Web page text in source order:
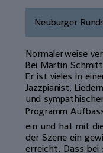
Neuburger
Normalerweise
Bei Martin
Er ist vieles in
Jazzpianist,
und
Programm
ein und hat mit
der Szene ein
erreicht. Dass bei